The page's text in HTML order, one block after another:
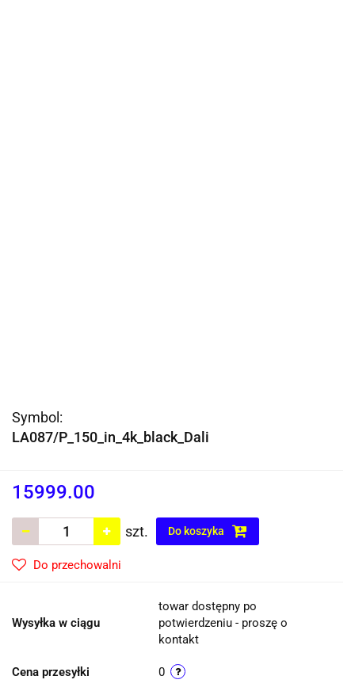
Symbol:
LA087/P_150_in_4k_black_Dali
15999.00
szt. Do koszyka
Do przechowalni
Wysyłka w ciągu
towar dostępny po
potwierdzeniu - proszę o
kontakt
Cena przesyłki 0